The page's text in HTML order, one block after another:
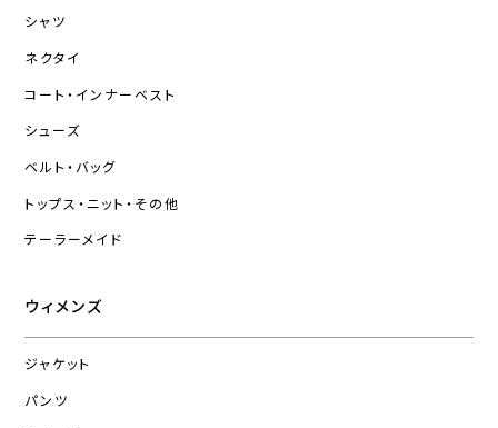
シャツ
ネクタイ
コート・インナーベスト
シューズ
ベルト・バッグ
トップス・ニット・その他
テーラーメイド
ウィメンズ
ジャケット
パンツ